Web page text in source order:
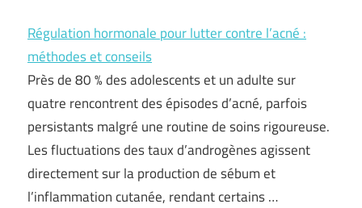
Régulation hormonale pour lutter contre l’acné :
méthodes et conseils
Près de 80 % des adolescents et un adulte sur
quatre rencontrent des épisodes d’acné, parfois
persistants malgré une routine de soins rigoureuse.
Les fluctuations des taux d’androgènes agissent
directement sur la production de sébum et
l’inflammation cutanée, rendant certains …